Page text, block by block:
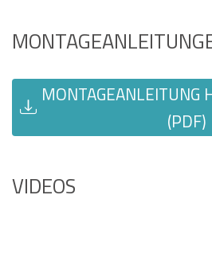
MONTAGEANLEITUNG
(PDF)
VIDEOS